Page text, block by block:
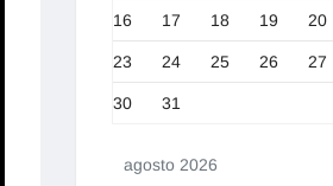
agosto 2026
16 17 18 19 20
23 24 25 26 27
30 31